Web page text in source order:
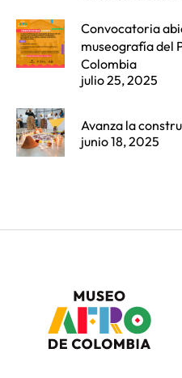
Convocatoria
museografía del
Colombia
julio 25, 2025
Avanza la
junio 18, 2025